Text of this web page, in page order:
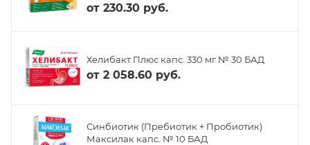
от 230.30 руб.
Хелибакт Плюс капс. 330 мг № 30 БАД
от 2 058.60 руб.
Синбиотик (Пребиотик + Пробиотик)
Максилак капс. № 10 БАД